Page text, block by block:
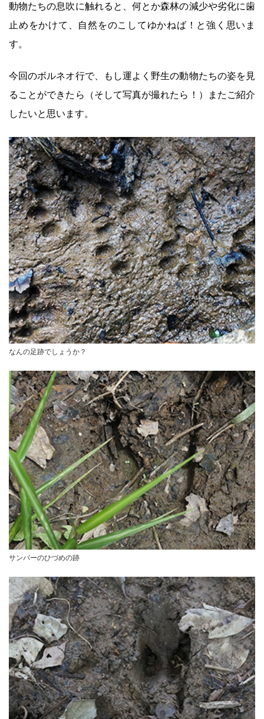
動物たちの息吹に触れると、何とか森林の減少や劣化に歯
止めをかけて、自然をのこしてゆかねば！と強く思いま
す。
今回のボルネオ行で、もし運よく野生の動物たちの姿を見
ることができたら（そして写真が撮れたら！）またご紹介
したいと思います。
なんの足跡でしょうか？
サンバーのひづめの跡